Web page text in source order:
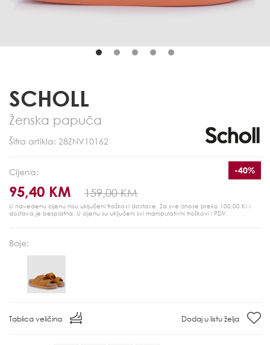
SCHOLL
Ženska papuča
Šifra artikla: 28ZNV10162
Cijena:
95,40 KM 159,00 KM
-40%
U navedenu cijenu nisu uključeni troškovi dostave. Za sve iznose preko 100,00 KM
dostava je besplatna. U cijenu su uključeni svi manipulativni troškovi i PDV.
Boje:
Tablica veličina Dodaj u listu želja